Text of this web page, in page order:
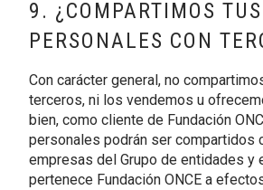
9. ¿COMPARTIMOS
PERSONALES CON
Con carácter general, no
terceros, ni los vendemos u
bien, como cliente de Fundación
personales podrán ser compartidos
empresas del Grupo de entidades y
pertenece Fundación ONCE a